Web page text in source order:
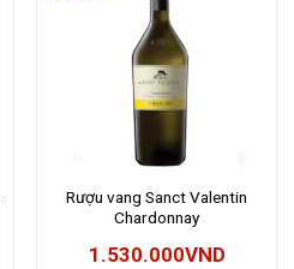
Rượu vang Sanct Valentin
Chardonnay
1.530.000VND